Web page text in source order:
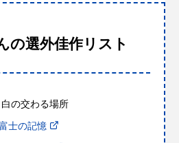
の選外佳作リスト
の交わる場所
士の記憶